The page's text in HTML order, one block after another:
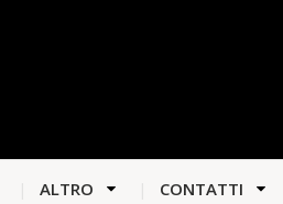
ALTRO CONTATTI